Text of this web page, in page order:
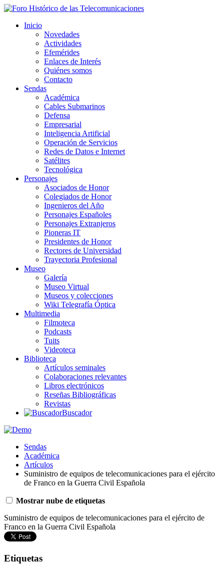
Inicio
Novedades
Actividades
Efemérides
Enlaces de Interés
Quiénes somos
Contacto
Sendas
Académica
Cables Submarinos
Defensa
Empresarial
Inteligencia Artificial
Operación de Servicios
Redes de Datos e Internet
Satélites
Tecnológica
Personajes
Asociados de Honor
Colegiados de Honor
Ingenieros del Año
Personajes Españoles
Personajes Extranjeros
Pioneras IT
Presidentes de Honor
Rectores de Universidad
Trayectoria Profesional
Museo
Galería
Museo Virtual
Museos y colecciones
Wiki Telegrafía Óptica
Multimedia
Filmoteca
Podcasts
Tuits
Videoteca
Biblioteca
Artículos seminales
Colaboraciones relevantes
Libros electrónicos
Reseñas Bibliográficas
Revistas
Buscador
Sendas
Académica
Artículos
Suministro de equipos de telecomunicaciones para el ejército
de Franco en la Guerra Civil Española
Mostrar nube de etiquetas
Suministro de equipos de telecomunicaciones para el ejército de
Franco en la Guerra Civil Española
Etiquetas